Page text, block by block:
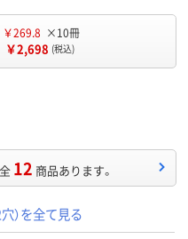
￥269.8 ×10冊
￥2,698 (税込)
12 商品あります。
）を全て見る